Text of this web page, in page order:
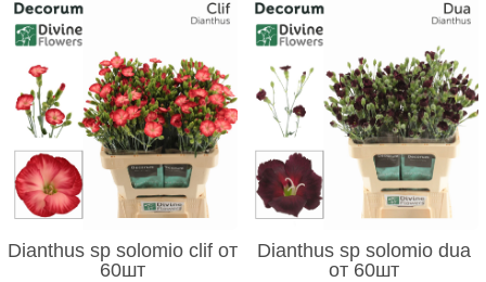
Dianthus sp solomio clif от
60шт
Dianthus sp solomio dua
от 60шт